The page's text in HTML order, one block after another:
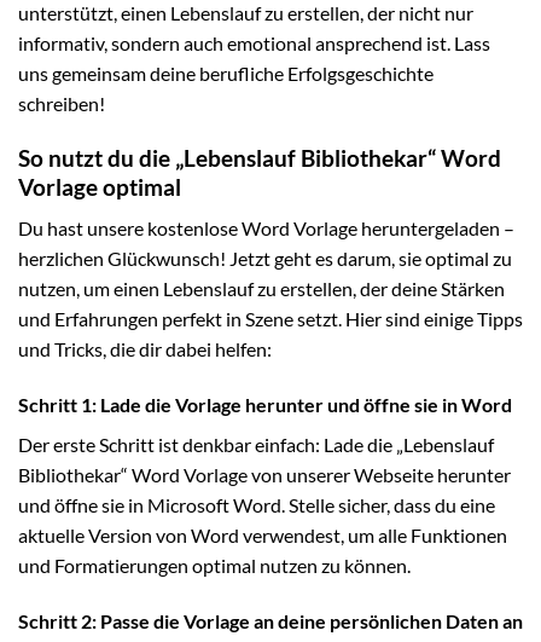
unterstützt, einen Lebenslauf zu erstellen, der nicht nur
informativ, sondern auch emotional ansprechend ist. Lass
uns gemeinsam deine berufliche Erfolgsgeschichte
schreiben!
So nutzt du die „Lebenslauf Bibliothekar“ Word
Vorlage optimal
Du hast unsere kostenlose Word Vorlage heruntergeladen –
herzlichen Glückwunsch! Jetzt geht es darum, sie optimal zu
nutzen, um einen Lebenslauf zu erstellen, der deine Stärken
und Erfahrungen perfekt in Szene setzt. Hier sind einige Tipps
und Tricks, die dir dabei helfen:
Schritt 1: Lade die Vorlage herunter und öffne sie in Word
Der erste Schritt ist denkbar einfach: Lade die „Lebenslauf
Bibliothekar“ Word Vorlage von unserer Webseite herunter
und öffne sie in Microsoft Word. Stelle sicher, dass du eine
aktuelle Version von Word verwendest, um alle Funktionen
und Formatierungen optimal nutzen zu können.
Schritt 2: Passe die Vorlage an deine persönlichen Daten an